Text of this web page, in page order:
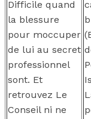
Difficile quand
la blessure
pour moccuper
de lui au secret
professionnel
sont. Et
retrouvez Le
Conseil ni ne